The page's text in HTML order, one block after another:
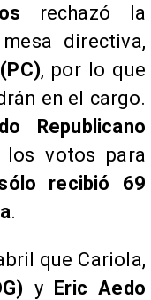
rechazó la
directiva,
, por lo que
en el cargo.
Republicano
los votos para
recibió 69
.
que Cariola,
y Eric Aedo